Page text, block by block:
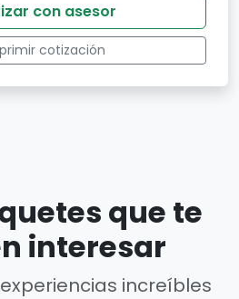
con asesor
cotización
que te
interesar
increíbles